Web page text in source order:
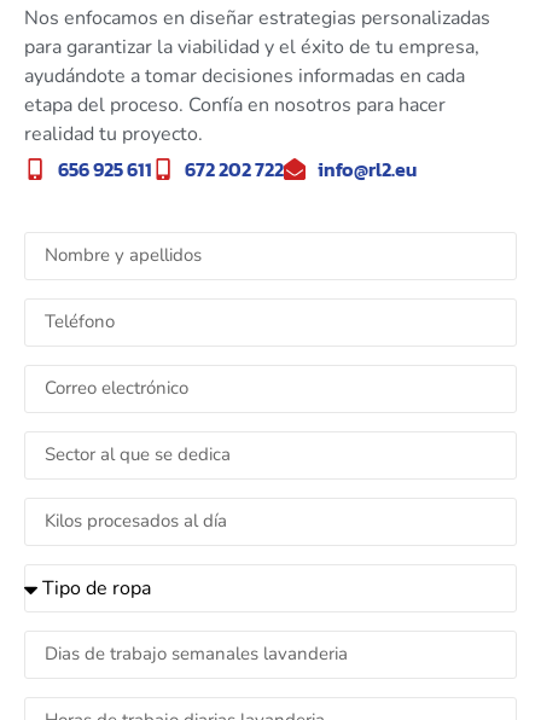
Nos enfocamos en diseñar estrategias personalizadas
para garantizar la viabilidad y el éxito de tu empresa,
ayudándote a tomar decisiones informadas en cada
etapa del proceso. Confía en nosotros para hacer
realidad tu proyecto.
656 925 611 672 202 722 info@rl2.eu